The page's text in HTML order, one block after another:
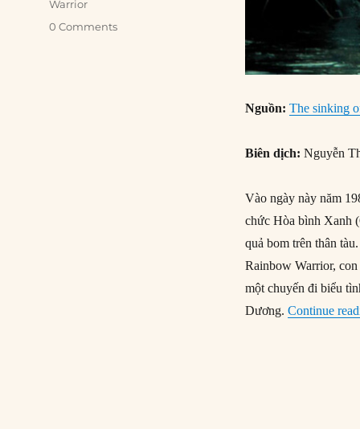
Nguồn: The sinking
Biên dịch: Nguyễn
Vào ngày này năm
chức Hòa bình Xanh
quả bom trên thân
Rainbow Warrior,
một chuyến đi biểu
Dương.Continue
Warrior
0 Comments